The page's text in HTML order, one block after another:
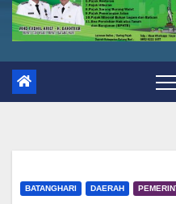
BATANGHARI DAERAH